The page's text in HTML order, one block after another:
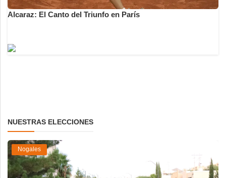
Alcaraz: El Canto del Triunfo en París
NUESTRAS ELECCIONES
Nogales